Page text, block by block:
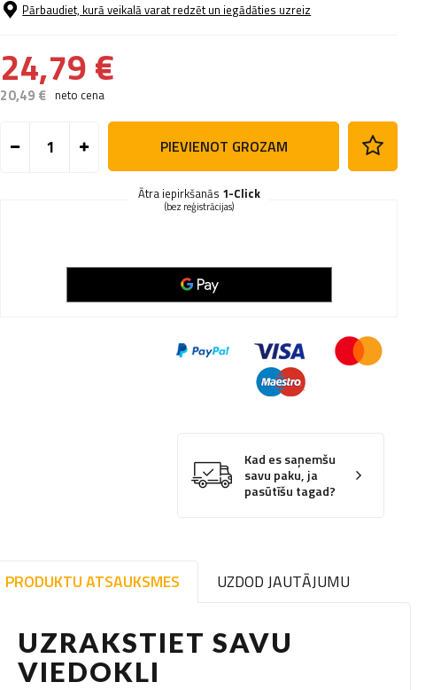
Pārbaudiet, kurā veikalā varat redzēt un iegādāties uzreiz
24,79 €
20,49 € neto cena
PIEVIENOT GROZAM
Ātra iepirkšanās 1-Click
(bez reģistrācijas)
Kad es saņemšu
savu paku, ja
pasūtīšu tagad?
PRODUKTU ATSAUKSMES UZDOD JAUTĀJUMU
UZRAKSTIET SAVU
VIEDOKLI